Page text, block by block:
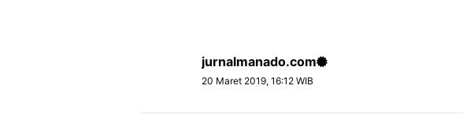
jurnalmanado.com
20 Maret 2019, 16:12 WIB